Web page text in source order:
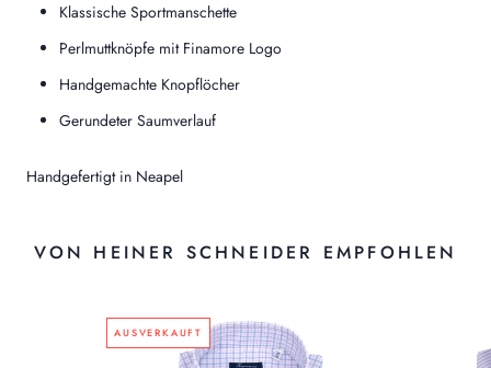
Klassische Sportmanschette
Perlmuttknöpfe mit Finamore Logo
Handgemachte Knopflöcher
Gerundeter Saumverlauf
Handgefertigt in Neapel
VON HEINER SCHNEIDER EMPFOHLEN
AUSVERKAUFT